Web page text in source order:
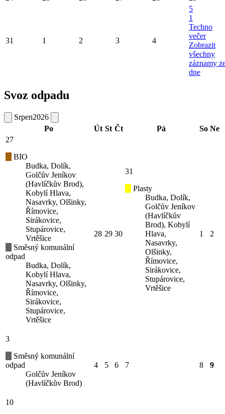
31 1 2 3 4
5
1
Techno
večer
Zobrazit
všechny
záznamy
dne
Svoz odpadu
Srpen2026
Po
Út St Čt Pá So Ne
27
BIO
Budka, Dolík,
Golčův Jeníkov
(Havlíčkův Brod),
Kobylí Hlava,
Nasavrky, Olšinky,
Římovice,
Sirákovice,
Stupárovice,
Vrtěšice
Směsný komunální
odpad
Budka, Dolík,
Kobylí Hlava,
Nasavrky, Olšinky,
Římovice,
Sirákovice,
Stupárovice,
Vrtěšice
28 29 30
31
Plasty
Budka, Dolík,
Golčův Jeníkov
(Havlíčkův
Brod), Kobylí
Hlava,
Nasavrky,
Olšinky,
Římovice,
Sirákovice,
Stupárovice,
Vrtěšice
1 2
3
Směsný komunální
odpad
Golčův Jeníkov
(Havlíčkův Brod)
4 5 6 7 8 9
10